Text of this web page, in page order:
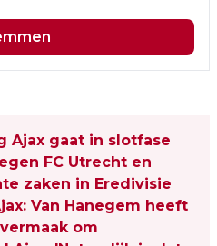
Ajax gaat in slotfase
FC Utrecht en
zaken in Eredivisie
Van Hanegem heeft
om